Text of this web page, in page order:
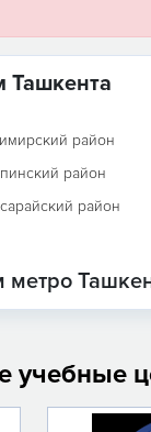
Ташкента
район
район
район
метро
учебные